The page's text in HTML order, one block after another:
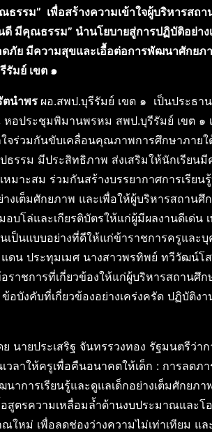
รรม” เพื่อสร้างความเข้าใจผู้บริหารสถ
มีคุณธรรม” นำนโยบายสู่การปฏิบัติอย่า
ภัย มีความสุขและเอื้อต่อการพัฒนาศักยภ
มย์ เขต ๑
ตนำพร ผอ.สพป.บุรีรัมย์ เขต ๑ เป็นประธา
ประชุมพิมานพรหม สพป.บุรีรัมย์ เขต ๑
จร่วมกันขับเคลื่อนคุณภาพการศึกษาภายใ
ธรรม มีประสิทธิภาพ ส่งเสริมให้นักเรียน
าะสม ร่วมกันสร้างบรรยากาศการเรียน
งเต็มศักยภาพ และเพื่อให้ผู้บริหารสถานศึ
โล่และเกียรติบัตรให้แก่ผู้มีผลงานดีเด่น เ
เป็นแบบอย่างที่ดีให้แก่ข้าราชการครูและ
น ประทุมเมศ นางสาวพรทิพย์ ทวีวัฒน์โ
ราชการที่เกี่ยวข้องให้แก่ผู้บริหารสถานศึ
อบังคับที่เกี่ยวข้องอย่างเคร่งครัด ปฏิบัติง
ายประเสริฐ จันทรรวงทอง รัฐมนตรีว่าก
ลาให้ครูเพื่อคืนอนาคตให้เด็ก : การลดภ
าการเรียนรู้และดูแลเด็กอย่างเต็มศักยภ
สูตรความเหลื่อมล้ำด้านงบประมาณและโ
ใหม่ เพื่อลดช่องว่างความไม่เท่าเทียม แ